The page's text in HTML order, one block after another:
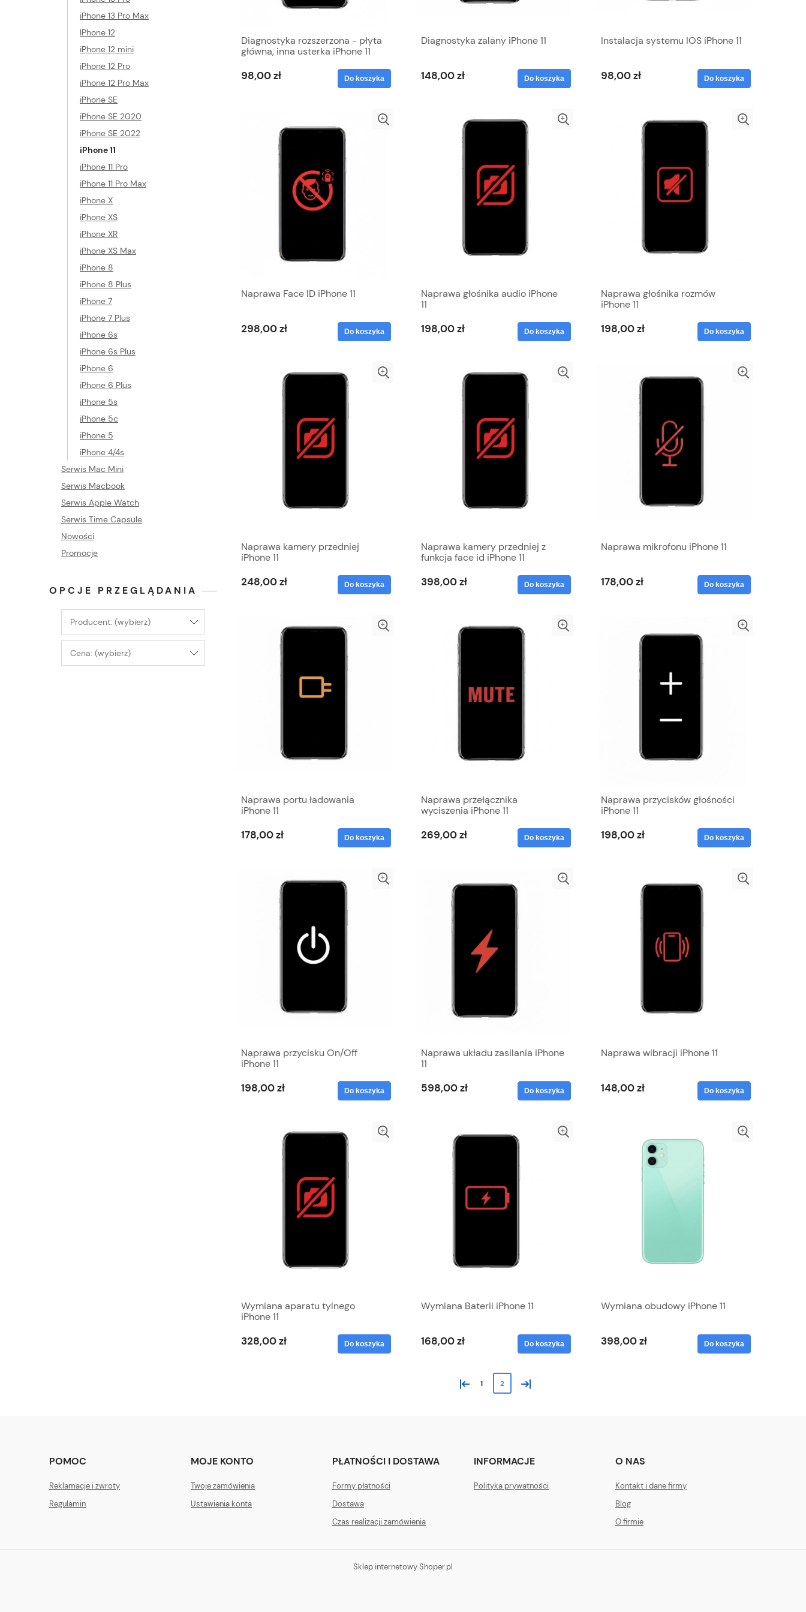
iPhone 13 Pro Max
IPhone 12
iPhone 12 mini
iPhone 12 Pro
iPhone 12 Pro Max
iPhone SE
iPhone SE 2020
iPhone SE 2022
iPhone 11
iPhone 11 Pro
iPhone 11 Pro Max
iPhone X
iPhone XS
iPhone XR
iPhone XS Max
iPhone 8
iPhone 8 Plus
iPhone 7
iPhone 7 Plus
iPhone 6s
iPhone 6s Plus
iPhone 6
iPhone 6 Plus
iPhone 5s
iPhone 5c
iPhone 5
iPhone 4/4s
Serwis Mac Mini
Serwis Macbook
Serwis Apple Watch
Serwis Time Capsule
Nowości
Promocje
OPCJE PRZEGLĄDANIA
Producent: (wybierz)
Cena: (wybierz)
Diagnostyka rozszerzona - płyta
główna, inna usterka iPhone 11
98,00 zł Do koszyka
Diagnostyka zalany iPhone 11
148,00 zł Do koszyka
Instalacja systemu IOS iPhone 11
98,00 zł Do koszyka
Naprawa Face ID iPhone 11
298,00 zł Do koszyka
Naprawa głośnika audio iPhone
11
198,00 zł Do koszyka
Naprawa głośnika rozmów
iPhone 11
198,00 zł Do koszyka
Naprawa kamery przedniej
iPhone 11
248,00 zł Do koszyka
Naprawa kamery przedniej z
funkcja face id iPhone 11
398,00 zł Do koszyka
Naprawa mikrofonu iPhone 11
178,00 zł Do koszyka
Naprawa portu ładowania
iPhone 11
178,00 zł Do koszyka
Naprawa przełącznika
wyciszenia iPhone 11
269,00 zł Do koszyka
Naprawa przycisków głośności
iPhone 11
198,00 zł Do koszyka
Naprawa przycisku On/Off
iPhone 11
198,00 zł Do koszyka
Naprawa układu zasilania iPhone
11
598,00 zł Do koszyka
Naprawa wibracji iPhone 11
148,00 zł Do koszyka
Wymiana aparatu tylnego
iPhone 11
328,00 zł Do koszyka
Wymiana Baterii iPhone 11
168,00 zł Do koszyka
Wymiana obudowy iPhone 11
398,00 zł Do koszyka
« 1 2 »
POMOC
Reklamacje i zwroty
Regulamin
MOJE KONTO
Twoje zamówienia
Ustawienia konta
PŁATNOŚCI I DOSTAWA
Formy płatności
Dostawa
Czas realizacji zamówienia
INFORMACJE
Polityka prywatności
O NAS
Kontakt i dane firmy
Blog
O firmie
Sklep internetowy Shoper.pl